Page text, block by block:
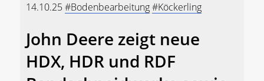
14.10.25#Bodenbearbeitung#Köckerling
John Deere zeigt neue
HDX, HDR und RDF